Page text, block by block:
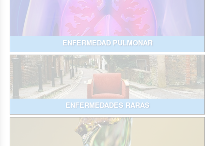
ENFERMEDAD PULMONAR
ENFERMEDADES RARAS